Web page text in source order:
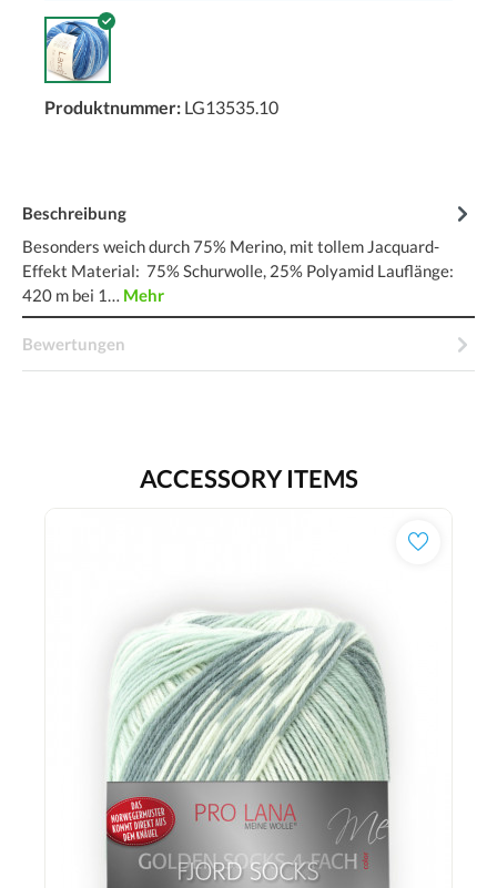
Produktnummer: LG13535.10
Beschreibung
Besonders weich durch 75% Merino, mit tollem Jacquard-
Effekt Material: 75% Schurwolle, 25% Polyamid Lauflänge:
420 m bei 1… Mehr
Bewertungen
ACCESSORY ITEMS